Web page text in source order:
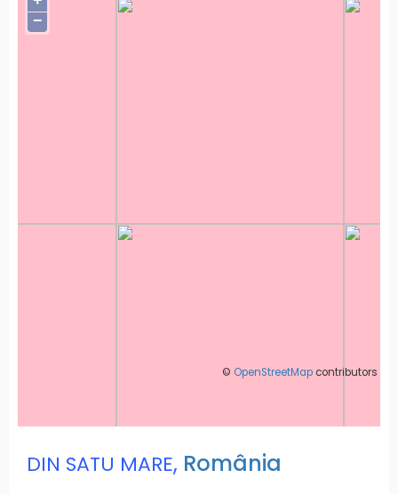
−
© OpenStreetMap contributors
DIN SATU MARE, România